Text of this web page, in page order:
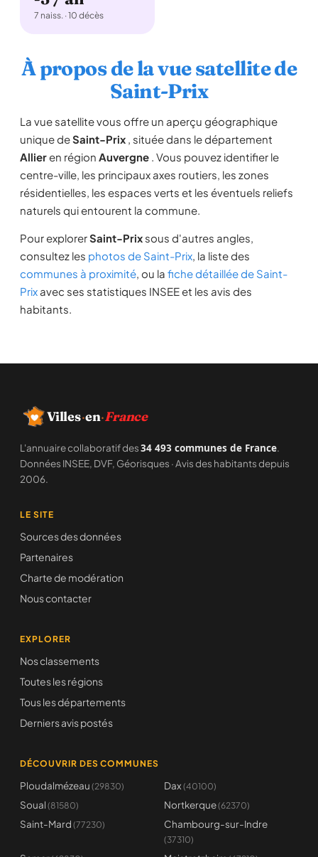
7 naiss. · 10 décès
À propos de la vue satellite de
Saint-Prix
La vue satellite vous offre un aperçu géographique
unique deSaint-Prix , située dans le département
Allieren région Auvergne . Vous pouvez identifier le
centre-ville, les principaux axes routiers, les zones
résidentielles, les espaces verts et les éventuels reliefs
naturels qui entourent la commune.
Pour explorerSaint-Prix sous d'autres angles,
consultez les photos de Saint-Prix, la liste des
communes à proximité, ou la fiche détaillée de Saint-
Prix avec ses statistiques INSEE et les avis des
habitants.
Villes·en·France
L'annuaire collaboratif des34 493 communes de France.
Données INSEE, DVF, Géorisques · Avis des habitants depuis
2006.
LE SITE
Sources des données
Partenaires
Charte de modération
Nous contacter
EXPLORER
Nos classements
Toutes les régions
Tous les départements
Derniers avis postés
DÉCOUVRIR DES COMMUNES
Ploudalmézeau (29830) Dax (40100)
Soual (81580) Nortkerque(62370)
Saint-Mard (77230) Chambourg-sur-Indre
(37310)